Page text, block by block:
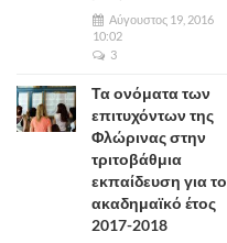
Αύγουστος 19, 2016
10:02
3
Τα ονόματα των
επιτυχόντων της
Φλώρινας στην
τριτοβάθμια
εκπαίδευση για το
ακαδημαϊκό έτος
2017-2018